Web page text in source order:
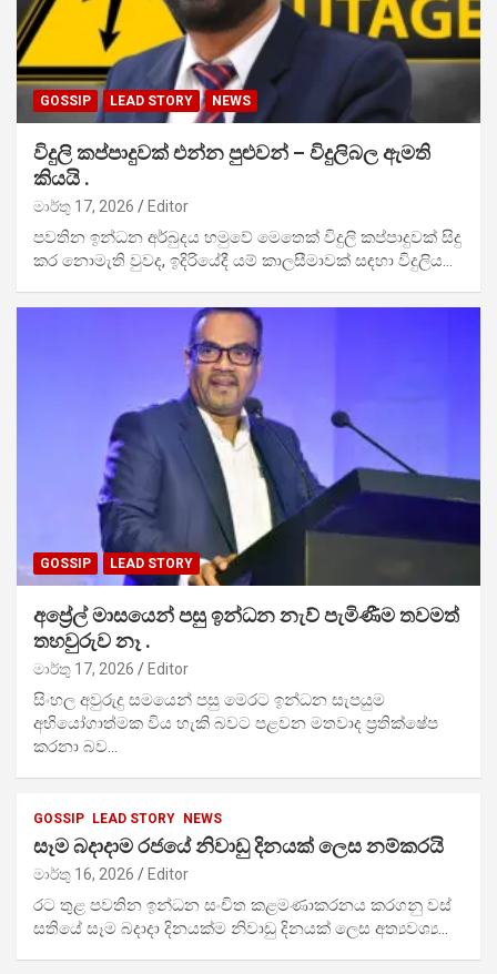
GOSSIP LEAD STORY NEWS
විදුලි කප්පාදුවක් එන්න පුළුවන් – විදුලිබල ඇමති
කියයි .
මාර්තු 17, 2026 Editor
පවතින ඉන්ධන අර්බුදය හමුවේ මෙතෙක් විදුලි කප්පාදුවක් සිදු
කර නොමැති වුවද, ඉදිරියේදී යම් කාලසීමාවක් සඳහා විදුලිය…
GOSSIP LEAD STORY
අප්‍රේල් මාසයෙන් පසු ඉන්ධන නැව් පැමිණීම තවමත්
තහවුරුව නෑ .
මාර්තු 17, 2026 Editor
සිංහල අවුරුදු සමයෙන් පසු මෙරට ඉන්ධන සැපයුම
අභියෝගාත්මක විය හැකි බවට පළවන මතවාද ප්‍රතික්ෂේප
කරනා බව…
GOSSIP LEAD STORY NEWS
සෑම බදාදාම රජයේ නිවාඩු දිනයක් ලෙස නම්කරයි
මාර්තු 16, 2026 Editor
රට තුළ පවතින ඉන්ධන සංචිත කළමණාකරනය කරගනු වස්
සතියේ සෑම බදාදා දිනයක්ම නිවාඩු දිනයක් ලෙස අත්‍යවශ්‍ය…